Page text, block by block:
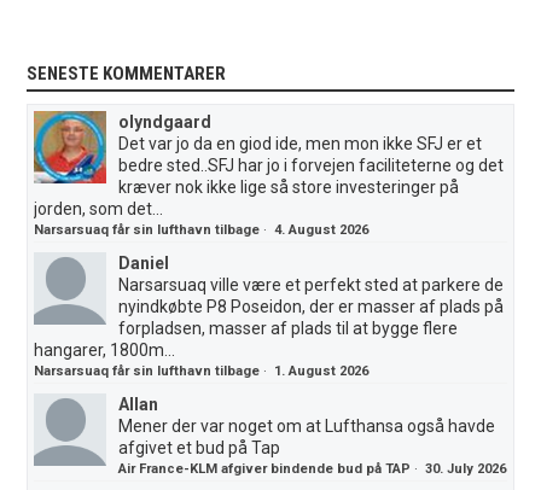
SENESTE KOMMENTARER
olyndgaard
Det var jo da en giod ide, men mon ikke SFJ er et
bedre sted..SFJ har jo i forvejen faciliteterne og det
kræver nok ikke lige så store investeringer på
jorden, som det...
Narsarsuaq får sin lufthavn tilbage ·4. August 2026
Daniel
Narsarsuaq ville være et perfekt sted at parkere de
nyindkøbte P8 Poseidon, der er masser af plads på
forpladsen, masser af plads til at bygge flere
hangarer, 1800m...
Narsarsuaq får sin lufthavn tilbage · 1. August 2026
Allan
Mener der var noget om at Lufthansa også havde
afgivet et bud på Tap
Air France-KLM afgiver bindende bud på TAP ·30. July 2026